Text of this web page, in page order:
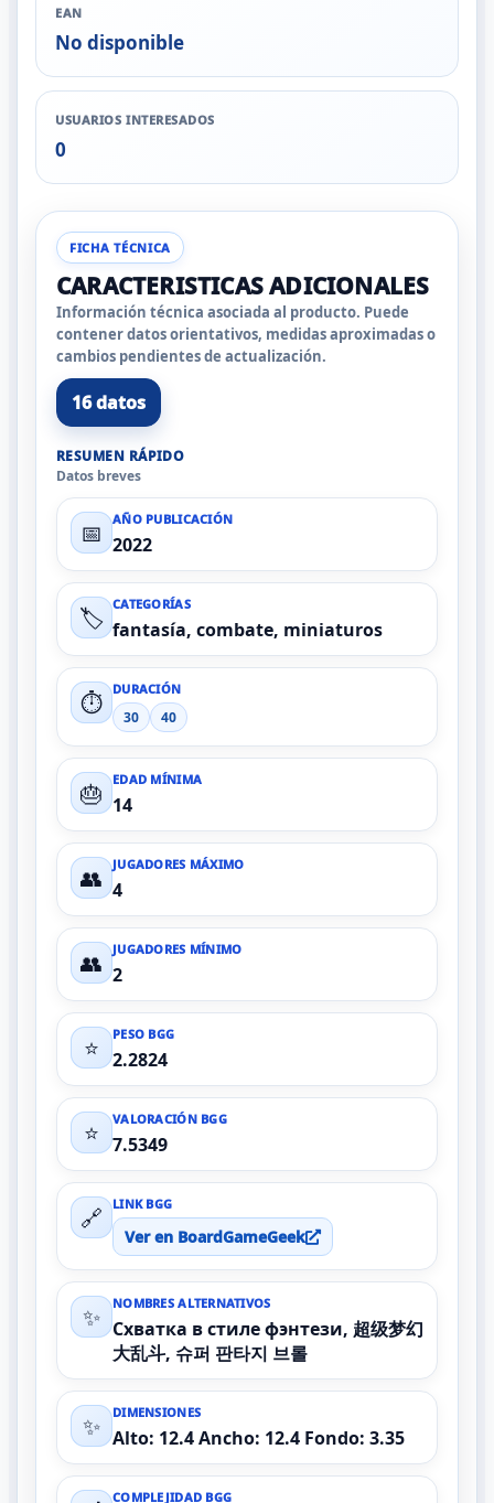
EAN
No disponible
USUARIOS INTERESADOS
0
FICHA TÉCNICA
CARACTERISTICAS ADICIONALES
Información técnica asociada al producto. Puede
contener datos orientativos, medidas aproximadas o
cambios pendientes de actualización.
16 datos
RESUMEN RÁPIDO
Datos breves
📅 AÑO PUBLICACIÓN
2022
🏷️ CATEGORÍAS
fantasía, combate, miniaturos
⏱️ DURACIÓN
30 40
🎂 EDAD MÍNIMA
14
👥 JUGADORES MÁXIMO
4
👥 JUGADORES MÍNIMO
2
⭐ PESO BGG
2.2824
⭐ VALORACIÓN BGG
7.5349
🔗 LINK BGG
Ver en BoardGameGeek
✨ NOMBRES ALTERNATIVOS
Схватка в стиле фэнтези, 超级梦幻
大乱斗, 슈퍼 판타지 브롤
✨ DIMENSIONES
Alto: 12.4 Ancho: 12.4 Fondo: 3.35
COMPLEJIDAD BGG